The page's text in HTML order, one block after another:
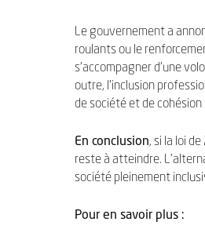
Le gouvernement a
roulants ou le
s’accompagner d’une
outre, l’inclusion
de société et de cohésion
En conclusion, si la loi
reste à atteindre.
société pleinement
Pour en savoir plus :